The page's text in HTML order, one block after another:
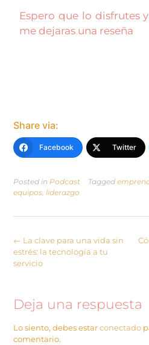
Espero que lo disfrutes
me dejaras una reseña
Share via:
Facebook Twitter
Posted in Podcast Tagged
equipos liderazgo
← La clave para una vida sin
estrés: la tecnología a tu
servicio
Deja una respuesta
Lo siento, debes estarconectado
comentario.